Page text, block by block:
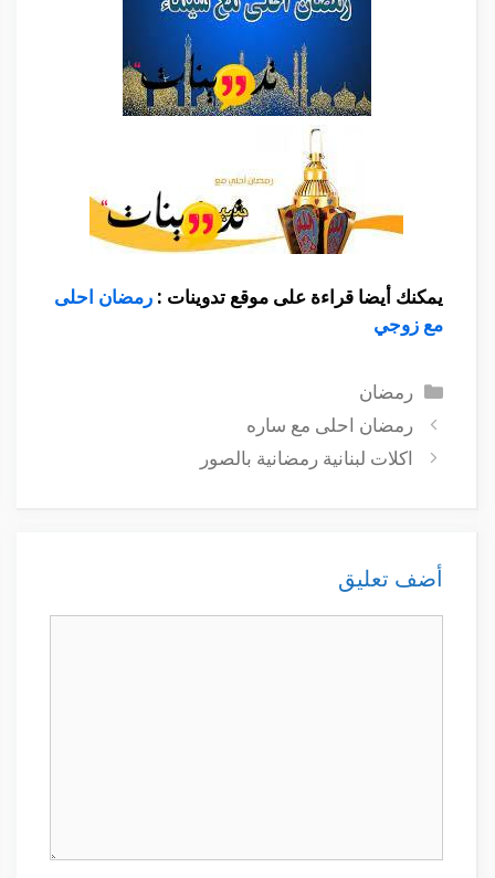
يمكنك أيضا قراءة على موقع تدوينات : رمضان احلى
مع زوجي
التصنيفات
رمضان
رمضان احلى مع ساره
اكلات لبنانية رمضانية بالصور
أضف تعليق